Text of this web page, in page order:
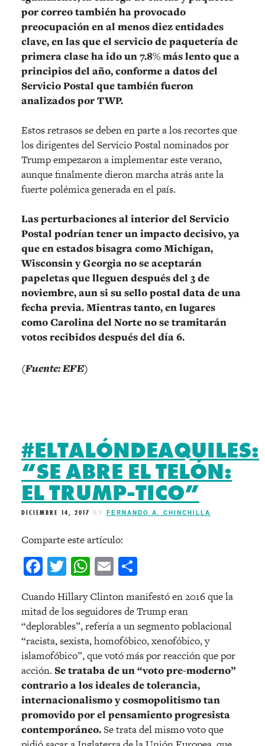
por correo también ha provocado
preocupación en al menos diez entidades
clave, en las que el servicio de paquetería de
primera clase ha ido un 7.8% más lento que a
principios del año, conforme a datos del
Servicio Postal que también fueron
analizados por TWP.
Estos retrasos se deben en parte a los recortes que
los dirigentes del Servicio Postal nominados por
Trump empezaron a implementar este verano,
aunque finalmente dieron marcha atrás ante la
fuerte polémica generada en el país.
Las perturbaciones al interior del Servicio
Postal podrían tener un impacto decisivo, ya
que en estados bisagra como Michigan,
Wisconsin y Georgia no se aceptarán
papeletas que lleguen después del 3 de
noviembre, aun si su sello postal data de una
fecha previa. Mientras tanto, en lugares
como Carolina del Norte no se tramitarán
votos recibidos después del día 6.
(Fuente: EFE)
#ELTALÓNDEAQUILES:
“SE ABRE EL TELÓN:
EL TRUMP-TICO”
DICIEMBRE 14, 2017 BY FERNANDO A. CHINCHILLA
Comparte este artículo:
Facebook
Twitter
WhatsApp
Email
Cuando Hillary Clinton manifestó en 2016 que la
mitad de los seguidores de Trump eran
“deplorables”, refería a un segmento poblacional
“racista, sexista, homofóbico, xenofóbico, y
islamofóbico”, que votó más por reacción que por
acción. Se trataba de un “voto pre-moderno”
contrario a los ideales de tolerancia,
internacionalismo y cosmopolitismo tan
promovido por el pensamiento progresista
contemporáneo.Se trata del mismo voto que